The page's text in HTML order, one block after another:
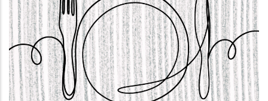
Sol·licitar Els Ajuts Individuals De
Menjador Escolar Per Al Curs 2023-
24
Educació